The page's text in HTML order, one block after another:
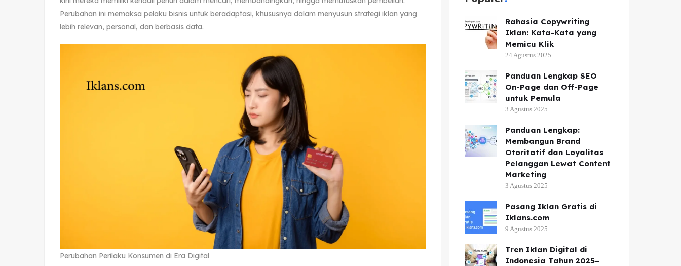
Perubahan ini memaksa pelaku bisnis untuk beradaptasi, khususnya dalam menyusun strategi iklan yang
lebih relevan, personal, dan berbasis data.
Perubahan Perilaku Konsumen di Era Digital
Rahasia Copywriting
Iklan: Kata-Kata yang
Memicu Klik
24 Agustus 2025
Panduan Lengkap SEO
On-Page dan Off-Page
untuk Pemula
3 Agustus 2025
Panduan Lengkap:
Membangun Brand
Otoritatif dan Loyalitas
Pelanggan Lewat Content
Marketing
3 Agustus 2025
Pasang Iklan Gratis di
Iklans.com
9 Agustus 2025
Tren Iklan Digital di
Indonesia Tahun 2025–